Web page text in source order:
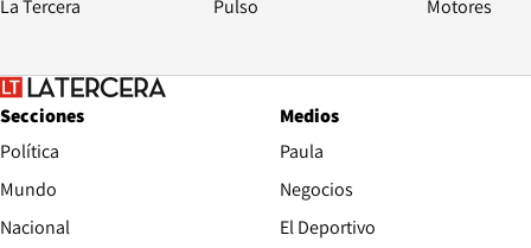
La Tercera Pulso Motores
Secciones
Política
Mundo
Nacional
Medios
Paula
Negocios
El Deportivo